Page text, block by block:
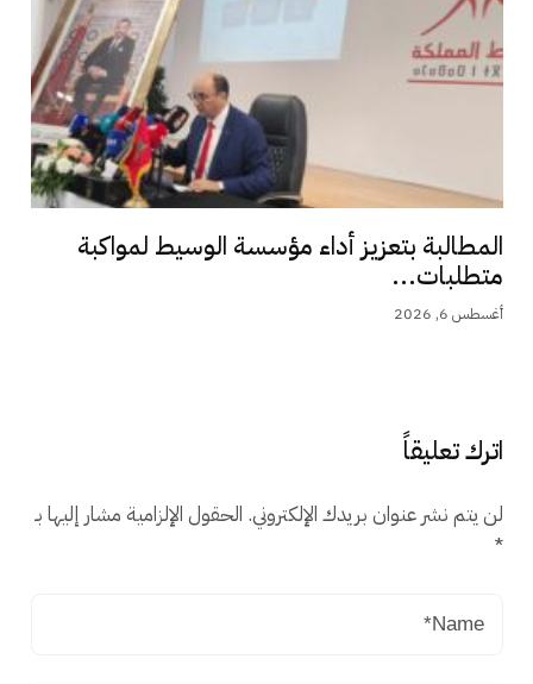
المطالبة بتعزيز أداء مؤسسة الوسيط لمواكبة
متطلبات...
أغسطس 6, 2026
اترك تعليقاً
لن يتم نشر عنوان بريدك الإلكتروني. الحقول الإلزامية مشار إليها بـ
*